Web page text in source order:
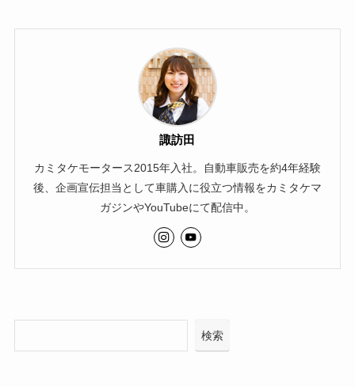
諏訪田
カミタケモータース2015年入社。自動車販売を約4年経験
後、企画宣伝担当として車購入に役立つ情報をカミタケマ
ガジンやYouTubeにて配信中。
検索